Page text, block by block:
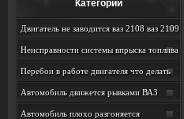
Категории
Двигатель не заводится ваз 2108 ваз 2109
ваз 21099
Неисправности системы впрыска топлива
на ВАЗ
Перебои в работе двигателя что делать
ВАЗ
Автомобиль движется рывками ВАЗ
Автомобиль плохо разгоняется